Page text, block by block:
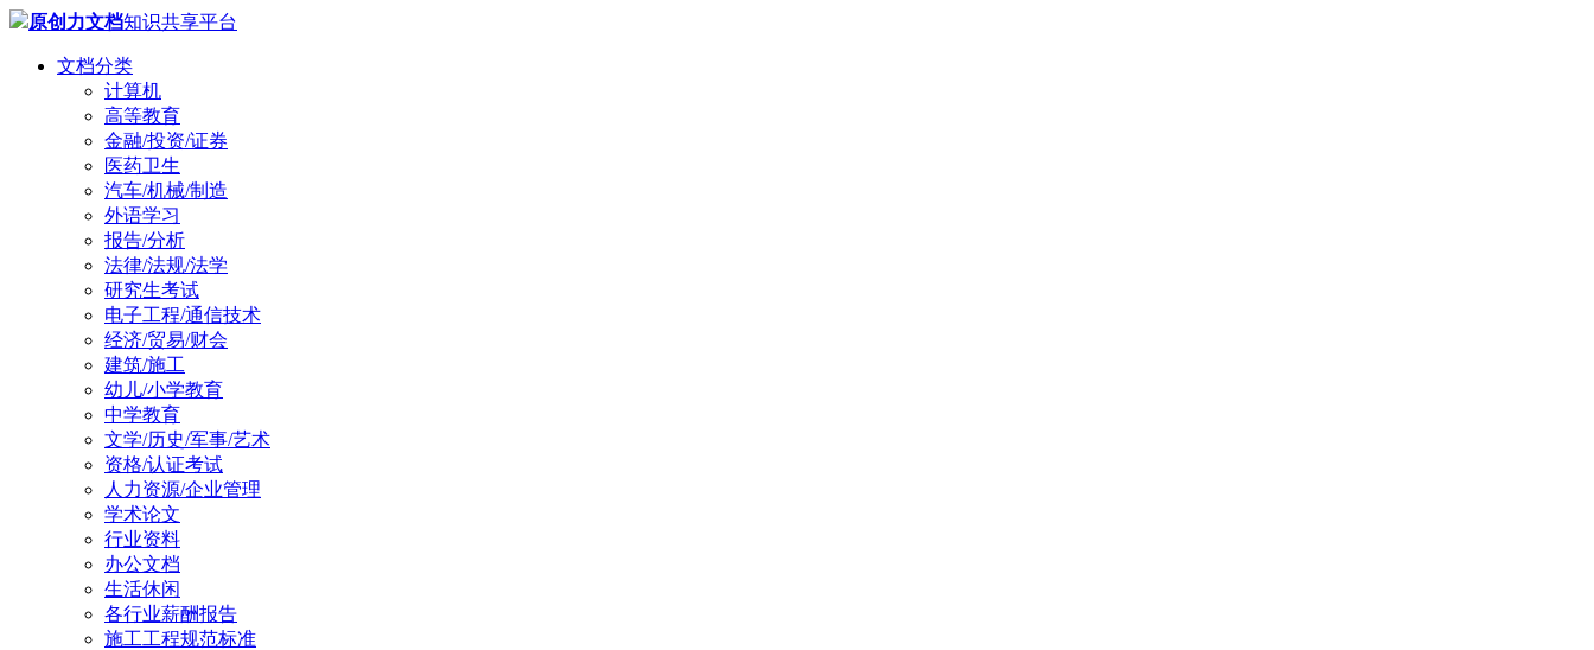
原创力文档知识共享平台
文档分类
计算机
高等教育
金融/投资/证券
医药卫生
汽车/机械/制造
外语学习
报告/分析
法律/法规/法学
研究生考试
电子工程/通信技术
经济/贸易/财会
建筑/施工
幼儿/小学教育
中学教育
文学/历史/军事/艺术
资格/认证考试
人力资源/企业管理
学术论文
行业资料
办公文档
生活休闲
各行业薪酬报告
施工工程规范标准